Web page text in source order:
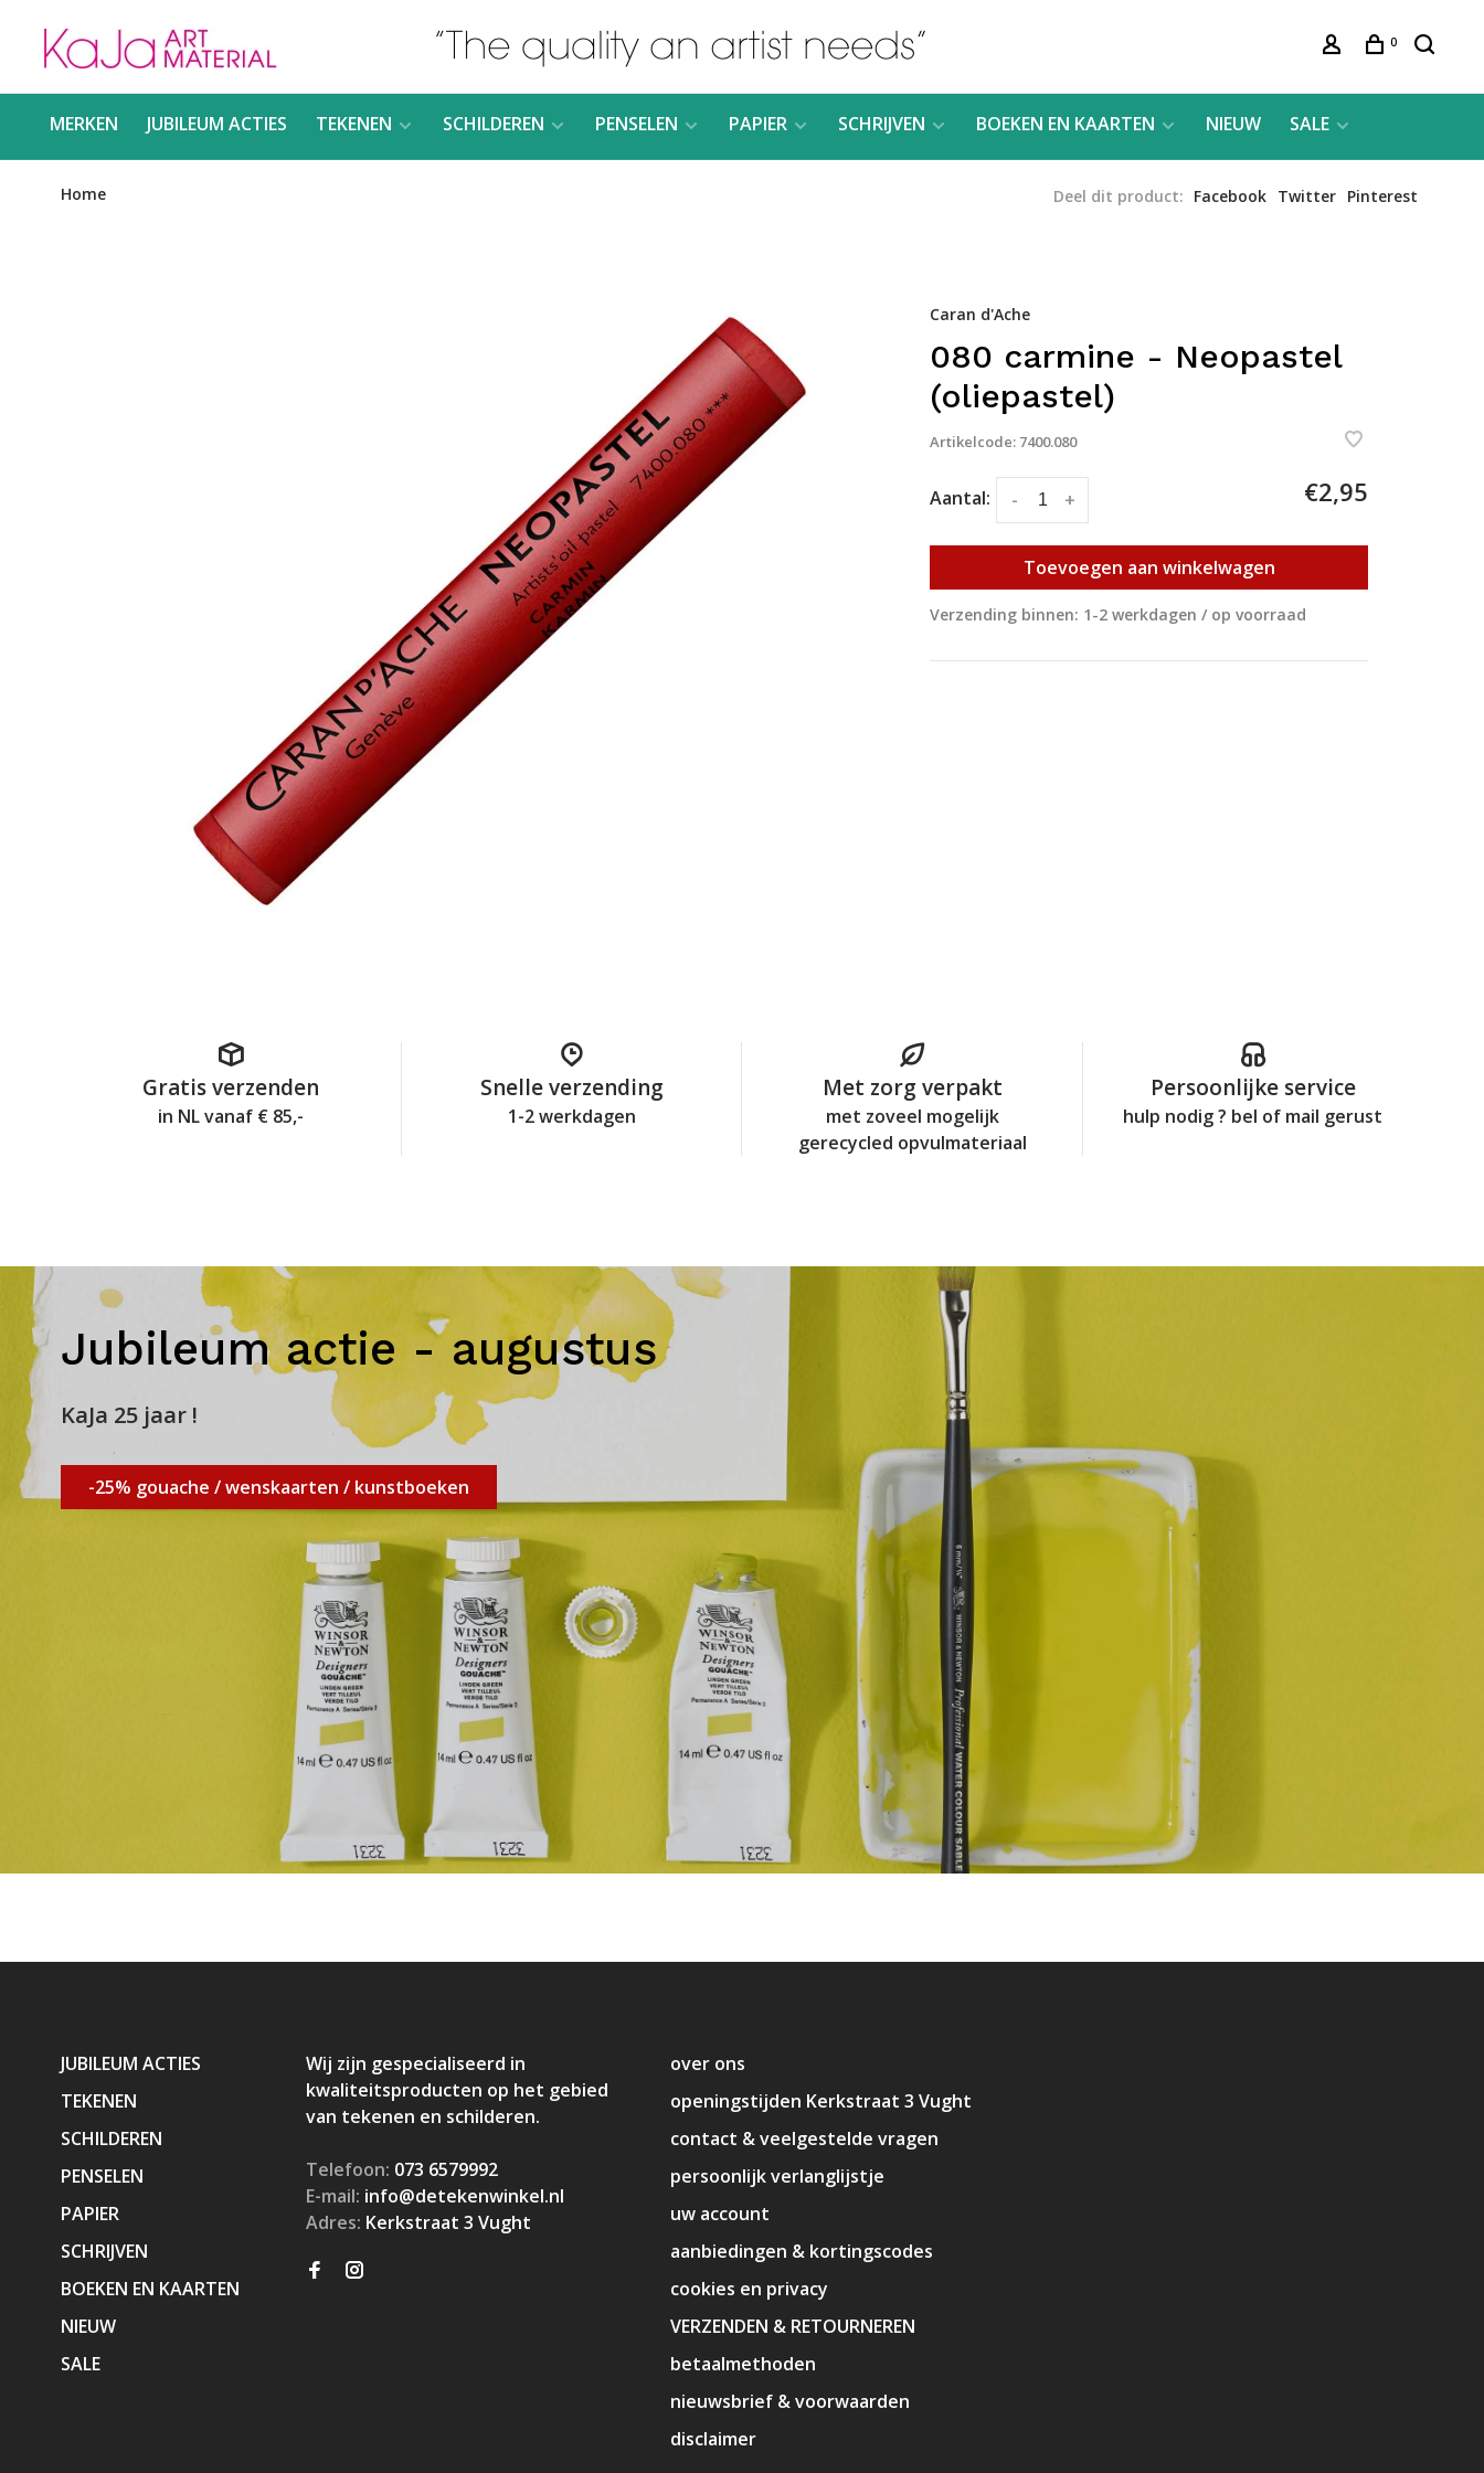
0
MERKEN JUBILEUM ACTIES TEKENEN SCHILDEREN PENSELEN PAPIER SCHRIJVEN BOEKEN EN KAARTEN NIEUW SALE
Home Deel dit product: Facebook Twitter Pinterest
Caran d'Ache
080 carmine - Neopastel
(oliepastel)
Artikelcode: 7400.080
Aantal: +
- €2,95
Toevoegen aan winkelwagen
Verzending binnen: 1-2 werkdagen / op voorraad
Gratis verzenden
in NL vanaf € 85,-
Snelle verzending
1-2 werkdagen
Met zorg verpakt
met zoveel mogelijk
gerecycled opvulmateriaal
Persoonlijke service
hulp nodig ? bel of mail gerust
Jubileum actie - augustus
KaJa 25 jaar !
-25% gouache / wenskaarten / kunstboeken
JUBILEUM ACTIES
TEKENEN
SCHILDEREN
PENSELEN
PAPIER
SCHRIJVEN
BOEKEN EN KAARTEN
NIEUW
SALE
Wij zijn gespecialiseerd in
kwaliteitsproducten op het gebied
van tekenen en schilderen.
Telefoon: 073 6579992
E-mail: info@detekenwinkel.nl
Adres: Kerkstraat 3 Vught
over ons
openingstijden Kerkstraat 3 Vught
contact & veelgestelde vragen
persoonlijk verlanglijstje
uw account
aanbiedingen & kortingscodes
cookies en privacy
VERZENDEN & RETOURNEREN
betaalmethoden
nieuwsbrief & voorwaarden
disclaimer